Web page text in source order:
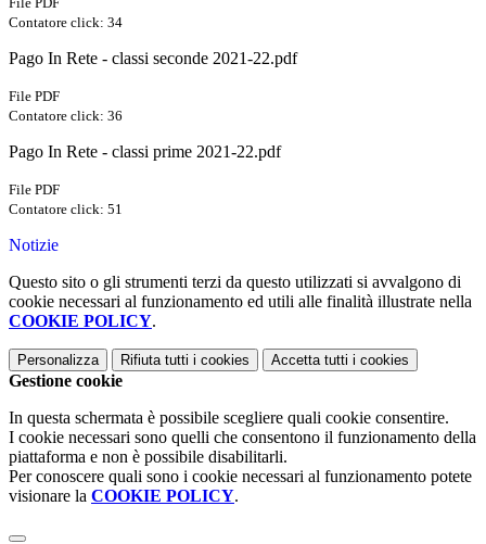
Contatore click: 34
Pago In Rete - classi seconde 2021-22.pdf
File PDF
Contatore click: 36
Pago In Rete - classi prime 2021-22.pdf
File PDF
Contatore click: 51
Notizie
Questo sito o gli strumenti terzi da questo utilizzati si avvalgono di
cookie necessari al funzionamento ed utili alle finalità illustrate nella
COOKIE POLICY.
Personalizza Rifiuta tutti i cookies Accetta tutti i cookies
Gestione cookie
In questa schermata è possibile scegliere quali cookie consentire.
I cookie necessari sono quelli che consentono il funzionamento della
piattaforma e non è possibile disabilitarli.
Per conoscere quali sono i cookie necessari al funzionamento potete
visionare la COOKIE POLICY.